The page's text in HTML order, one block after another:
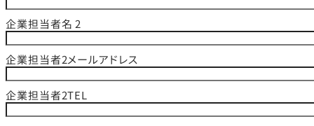
企業担当者名 2
企業担当者2メールアドレス
企業担当者2TEL